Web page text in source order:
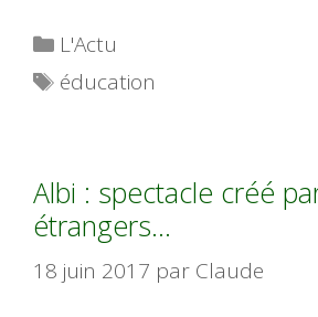
Catégories
L'Actu
Étiquettes
éducation
Albi : spectacle créé
étrangers…
18 juin 2017 par Claude